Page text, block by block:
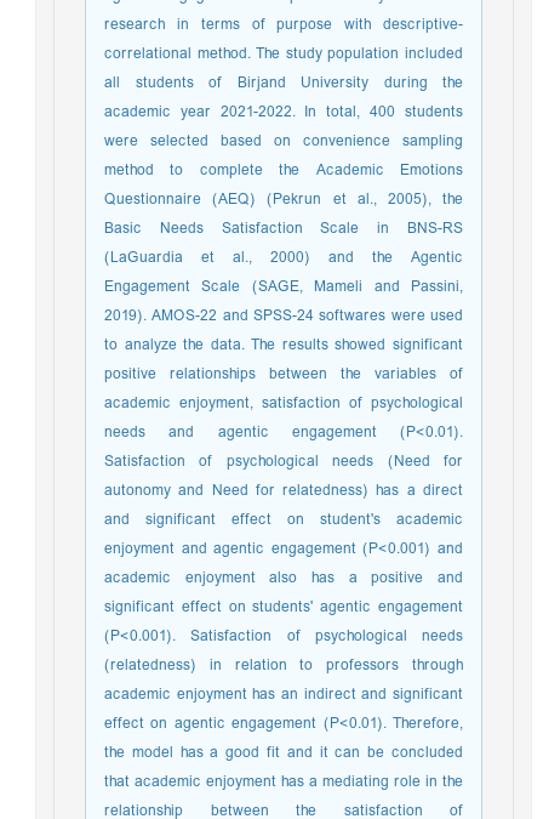
research in terms of purpose with descriptive-
correlational method. The study population included
all students of Birjand University during the
academic year 2021-2022. In total, 400 students
were selected based on convenience sampling
method to complete the Academic Emotions
Questionnaire (AEQ) (Pekrun et al., 2005), the
Basic Needs Satisfaction Scale in BNS-RS
(LaGuardia et al., 2000) and the Agentic
Engagement Scale (SAGE, Mameli and Passini,
2019). AMOS-22 and SPSS-24 softwares were used
to analyze the data. The results showed significant
positive relationships between the variables of
academic enjoyment, satisfaction of psychological
needs and agentic engagement (P<0.01).
Satisfaction of psychological needs (Need for
autonomy and Need for relatedness) has a direct
and significant effect on student's academic
enjoyment and agentic engagement (P<0.001) and
academic enjoyment also has a positive and
significant effect on students' agentic engagement
(P<0.001). Satisfaction of psychological needs
(relatedness) in relation to professors through
academic enjoyment has an indirect and significant
effect on agentic engagement (P<0.01). Therefore,
the model has a good fit and it can be concluded
that academic enjoyment has a mediating role in the
relationship between the satisfaction of